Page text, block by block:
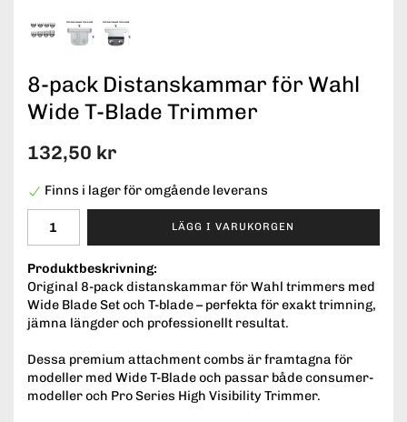
8-pack Distanskammar för Wahl
Wide T-Blade Trimmer
132,50 kr
Finns i lager för omgående leverans
LÄGG I VARUKORGEN
Produktbeskrivning:
Original 8-pack distanskammar för Wahl trimmers med
Wide Blade Set och T-blade – perfekta för exakt trimning,
jämna längder och professionellt resultat.
Dessa premium attachment combs är framtagna för
modeller med Wide T-Blade och passar både consumer-
modeller och Pro Series High Visibility Trimmer.